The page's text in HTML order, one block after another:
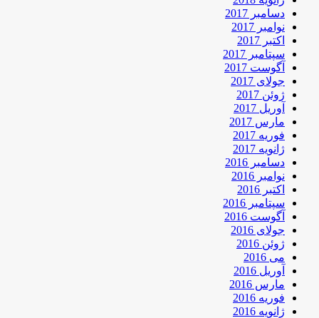
دسامبر 2017
نوامبر 2017
اکتبر 2017
سپتامبر 2017
آگوست 2017
جولای 2017
ژوئن 2017
آوریل 2017
مارس 2017
فوریه 2017
ژانویه 2017
دسامبر 2016
نوامبر 2016
اکتبر 2016
سپتامبر 2016
آگوست 2016
جولای 2016
ژوئن 2016
می 2016
آوریل 2016
مارس 2016
فوریه 2016
ژانویه 2016